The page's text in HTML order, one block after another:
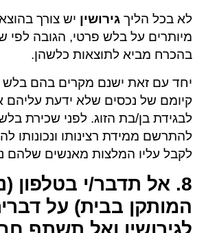
לא בכל הליך גירושין יש צורך
מיותרים על בלש פרטי, הגובה לפי
בהכרח מביא לתוצאות כלשהן.
יחד עם זאת ישנם מקרים בהם בלש
קיומם של נכסים שלא ידעת עליהם
לבגידת בן/בת הזוג. לפני שכירת
להתרשם ממידת רצינותו ונכונותו
לקבל עליו המלצות מאנשים שלהם
8. אל תדבר/י בטלפון
המותקן בבית) על